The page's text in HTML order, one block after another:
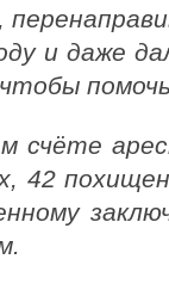
и даже
чтобы
счёте
42